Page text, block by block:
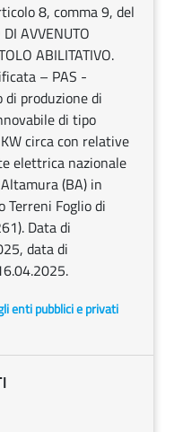
8, comma 9, del
AVVENUTO
ABILITATIVO.
– PAS -
produzione di
di tipo
circa con relative
elettrica nazionale
(BA) in
Terreni Foglio di
Data di
data di
enti pubblici e privati